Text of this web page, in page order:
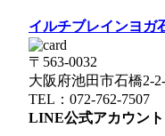
イルチブレインヨガ
〒563-0032
大阪府池田市石橋2-
TEL：072-762-7507
LINE公式アカウント